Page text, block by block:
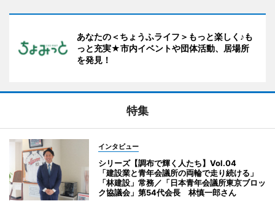
あなたの＜ちょうふライフ＞もっと楽しく♪も
っと充実★市内イベントや団体活動、居場所
を発見！
特集
インタビュー
シリーズ【調布で輝く人たち】Vol.04
「建設業と青年会議所の両輪で走り続ける」
「林建設」常務／「日本青年会議所東京ブロッ
ク協議会」第54代会長 林慎一郎さん